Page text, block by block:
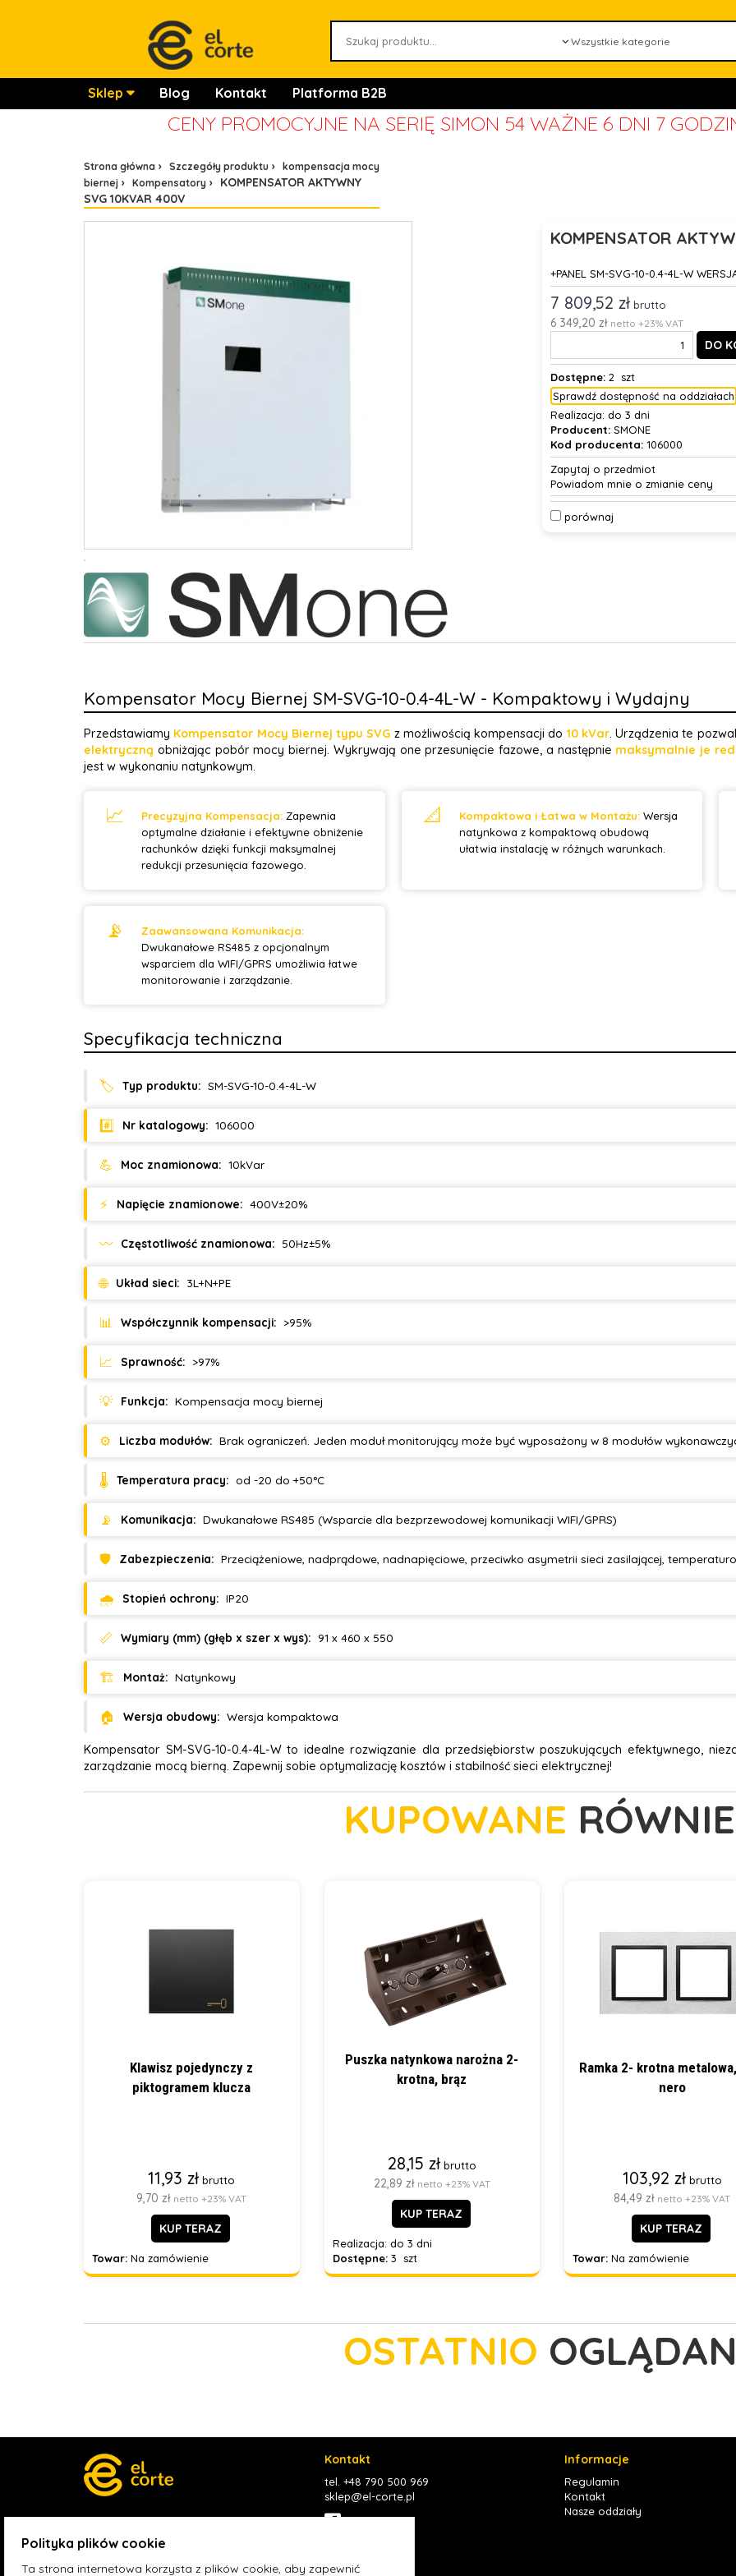
Sklep Blog Kontakt Platforma B2B
CENY PROMOCYJNE NA SERIĘ SIMON 54 WAŻNE 6 DNI 7
Strona główna Szczegóły produktu
kompensacja mocy
biernej
Kompensatory
KOMPENSATOR AKTYWNY
SVG 10KVAR 400V
KOMPENSATOR
+PANEL SM-SVG-10-0.4-4L-W
7 809,52 zł brutto
6 349,20 zł netto +23% VAT
Dostępne: 2 szt
Sprawdź dostępność na oddziałach
Realizacja: do 3 dni
Producent: SMONE
Kod producenta: 106000
Zapytaj o przedmiot
Powiadom mnie o zmianie ceny
porównaj
Kompensator Mocy Biernej SM-SVG-10-0.4-4L-W - Kompaktowy i Wydajny
Przedstawiamy Kompensator Mocy Biernej typu SVG z możliwością kompensacji do10 kVar. Urządzenia te
elektryczną obniżając pobór mocy biernej. Wykrywają one przesunięcie fazowe, a następnie maksymalnie je
jest w wykonaniu natynkowym.
📈 Precyzyjna Kompensacja: Zapewnia
optymalne działanie i efektywne obniżenie
rachunków dzięki funkcji maksymalnej
redukcji przesunięcia fazowego.
📐 Kompaktowa i Łatwa w Montażu:Wersja
natynkowa z kompaktową obudową
ułatwia instalację w różnych warunkach.
📡
Zaawansowana Komunikacja:
Dwukanałowe RS485 z opcjonalnym
wsparciem dla WIFI/GPRS umożliwia łatwe
monitorowanie i zarządzanie.
Specyfikacja techniczna
🏷️ Typ produktu: SM-SVG-10-0.4-4L-W
#️⃣ Nr katalogowy: 106000
💪 Moc znamionowa: 10kVar
⚡ Napięcie znamionowe: 400V±20%
〰️ Częstotliwość znamionowa: 50Hz±5%
🌐 Układ sieci: 3L+N+PE
📊 Współczynnik kompensacji: >95%
📈 Sprawność: >97%
💡 Funkcja: Kompensacja mocy biernej
⚙️ Liczba modułów: Brak ograniczeń. Jeden moduł monitorujący może być wyposażony w 8 modułów
🌡️ Temperatura pracy: od -20 do +50°C
📡 Komunikacja: Dwukanałowe RS485 (Wsparcie dla bezprzewodowej komunikacji WIFI/GPRS)
🛡️ Zabezpieczenia: Przeciążeniowe, nadprądowe, nadnapięciowe, przeciwko asymetrii sieci zasilającej,
🌧️ Stopień ochrony: IP20
📏 Wymiary (mm) (głęb x szer x wys): 91 x 460 x 550
🏗️ Montaż: Natynkowy
🏠 Wersja obudowy: Wersja kompaktowa
Kompensator SM-SVG-10-0.4-4L-W to idealne rozwiązanie dla przedsiębiorstw poszukujących efektywnego,
zarządzanie mocą bierną. Zapewnij sobie optymalizację kosztów i stabilność sieci elektrycznej!
KUPOWANE
Klawisz pojedynczy z
piktogramem klucza
11,93 zł brutto
9,70 zł netto +23% VAT
KUP TERAZ
Towar: Na zamówienie
Puszka natynkowa narożna 2-
krotna, brąz
28,15 zł brutto
22,89 zł netto +23% VAT
KUP TERAZ
Realizacja: do 3 dni
Dostępne:3 szt
Ramka 2- krotna
nero
103,92 zł brutto
84,49 zł netto +23% VAT
KUP TERAZ
Towar: Na zamówienie
OSTATNIO
Kontakt
tel. +48 790 500 969
sklep@el-corte.pl
Informacje
Regulamin
Kontakt
Nasze oddziały
Polityka plików cookie
Ta strona internetowa korzysta z plików cookie, aby zapewnić